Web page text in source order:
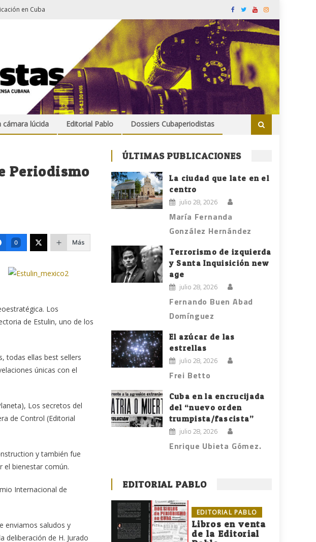
en Cuba
cámara lúcida Editorial Pablo Dossiers Cubaperiodistas
Periodismo
0 Más
Los
de Estulin, uno de los
todas ellas best sellers
únicas con el
Los secretos del
de Control (Editorial
y también fue
el bienestar común.
Internacional de
enviamos saludos y
deliberación de H. Jurado
ÚLTIMAS PUBLICACIONES
La ciudad que late en el
centro
julio 28, 2026
María Fernanda
González Hernández
Terrorismo de izquierda
y Santa Inquisición new
age
julio 28, 2026
Fernando Buen Abad
Domínguez
El azúcar de las
estrellas
julio 28, 2026
Frei Betto
Cuba en la encrucijada
del “nuevo orden
trumpista/fascista”
julio 28, 2026
Enrique Ubieta Gómez.
EDITORIAL PABLO
EDITORIAL PABLO
Libros en venta
de la Editorial